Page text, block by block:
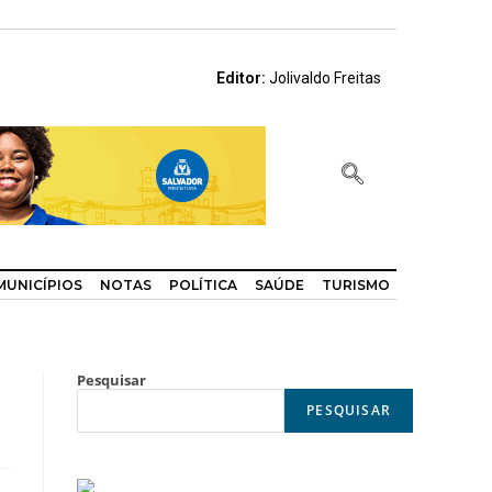
Editor:Jolivaldo Freitas
NOTAS POLÍTICA SAÚDE TURISMO
Pesquisar
PESQUISAR